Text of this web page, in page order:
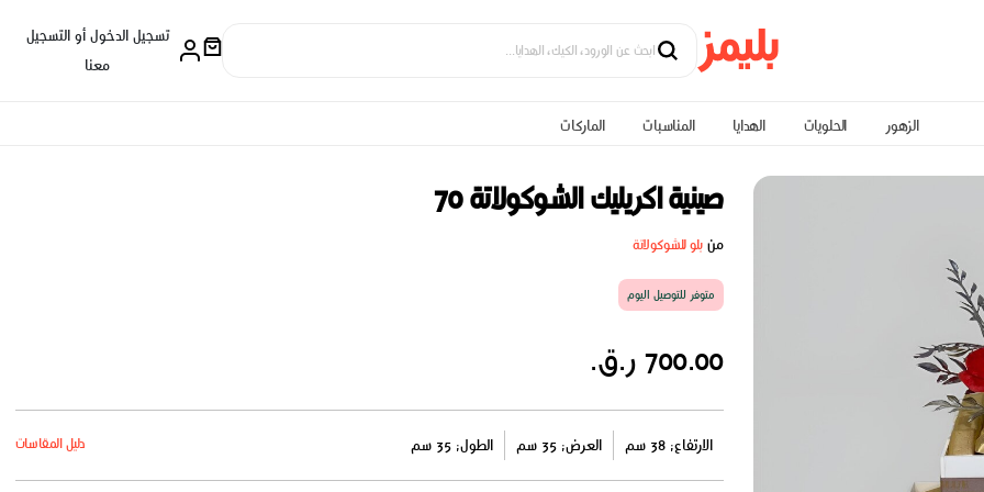
تسجيل الدخول أو التسجيل
معنا
الزهور الحلويات الهدايا المناسبات الماركات
صينية اكريليك الشوكولاتة 70
منبلو للشوكولاتة
متوفر للتوصيل اليوم
700.00 ر.ق.
الارتفاع: 38 سم العرض: 35 سم الطول: 35 سم دليل المقاسات